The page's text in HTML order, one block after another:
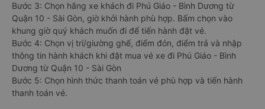
Bước 3: Chọn hãng xe khách đi Phú Giáo - Bình Dương từ
Quận 10 - Sài Gòn, giờ khởi hành phù hợp. Bấm chọn vào
khung giờ quý khách muốn đi để tiến hành đặt vé.
Bước 4: Chọn vị trí/giường ghế, điểm đón, điểm trả và nhập
thông tin hành khách khi đặt mua vé xe đi Phú Giáo - Bình
Dương từ Quận 10 - Sài Gòn
Bước 5: Chọn hình thức thanh toán vé phù hợp và tiến hành
thanh toán vé.